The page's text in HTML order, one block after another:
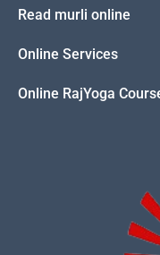
Read murli online
Online Services
Online RajYoga